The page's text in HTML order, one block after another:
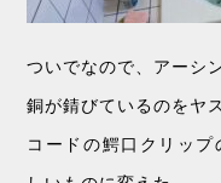
ついでなので、アーシ
銅が錆びているのをヤ
コードの鰐口クリッ